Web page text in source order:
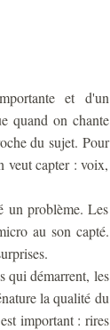
et d'un
quand on chante
du sujet. Pour
veut capter : voix,
un problème. Les
au son capté.
qui démarrent, les
la qualité du
important : rires